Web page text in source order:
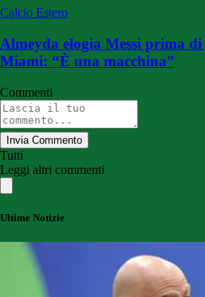
Calcio Estero
Almeyda elogia Messi prima
Miami: “È una macchina”
Commenti
Invia Commento
Tutti
Leggi altri commenti
Ultime Notizie